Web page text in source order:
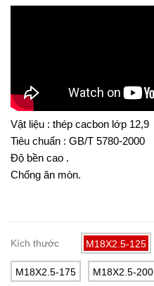
Vật liệu : thép cacbon lớp 12,9
Tiêu chuẩn : GB/T 5780-2000
Độ bền cao .
Chống ăn mòn.
Kích thước M18X2.5-125
M18X2.5-175 M18X2.5-200